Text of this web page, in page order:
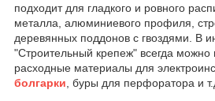
подходит для гладкого и ровного
металла, алюминиевого профиля,
деревянных поддонов с гвоздями. В
"Строительный крепеж" всегда можно
расходные материалы для
болгарки , буры для перфоратора и